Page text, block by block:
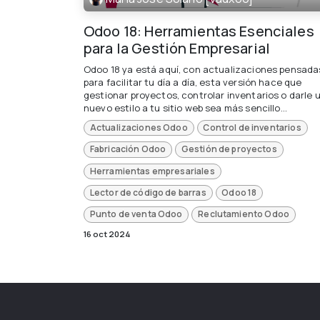
Odoo 18: Herramientas Esenciales
para la Gestión Empresarial
Odoo 18 ya está aquí, con actualizaciones
para facilitar tu día a día, esta versión hace que
gestionar proyectos, controlar inventarios o darle
nuevo estilo a tu sitio web sea más sencillo...
Actualizaciones Odoo
Control de inventarios
Fabricación Odoo
Gestión de proyectos
Herramientas empresariales
Lector de código de barras
Odoo 18
Punto de venta Odoo
Reclutamiento Odoo
16 oct 2024